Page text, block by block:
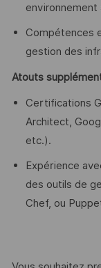
environnement
Compétences
gestion des
Atouts
Certifications
Architect,
etc.).
Expérience
des outils de
Chef, ou